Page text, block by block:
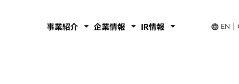
事業紹介 企業情報 IR情報 EN